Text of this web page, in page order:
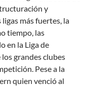
y
más fuertes, la
tiempo, las
en la Liga de
grandes clubes
Pese a la
quien venció al